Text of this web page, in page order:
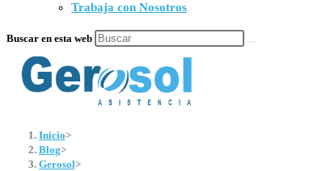
Trabaja con Nosotros
Buscar en esta web
Inicio>
Blog>
Gerosol>